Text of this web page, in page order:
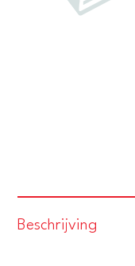
Beschrijving